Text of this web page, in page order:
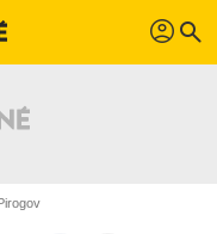
profil search